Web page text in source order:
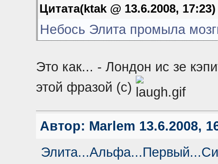
Цитата(ktak @ 13.6.2008,
Небось Элита промыла
Это как... - Лондон ис зе
этой фразой (с)
Автор: Marlem 13.6.2008,